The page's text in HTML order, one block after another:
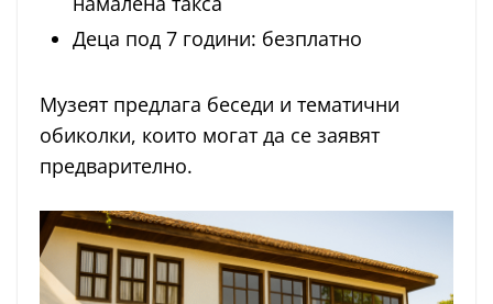
Деца под 7 години: безплатно
Музеят предлага беседи и тематични
обиколки, които могат да се заявят
предварително.